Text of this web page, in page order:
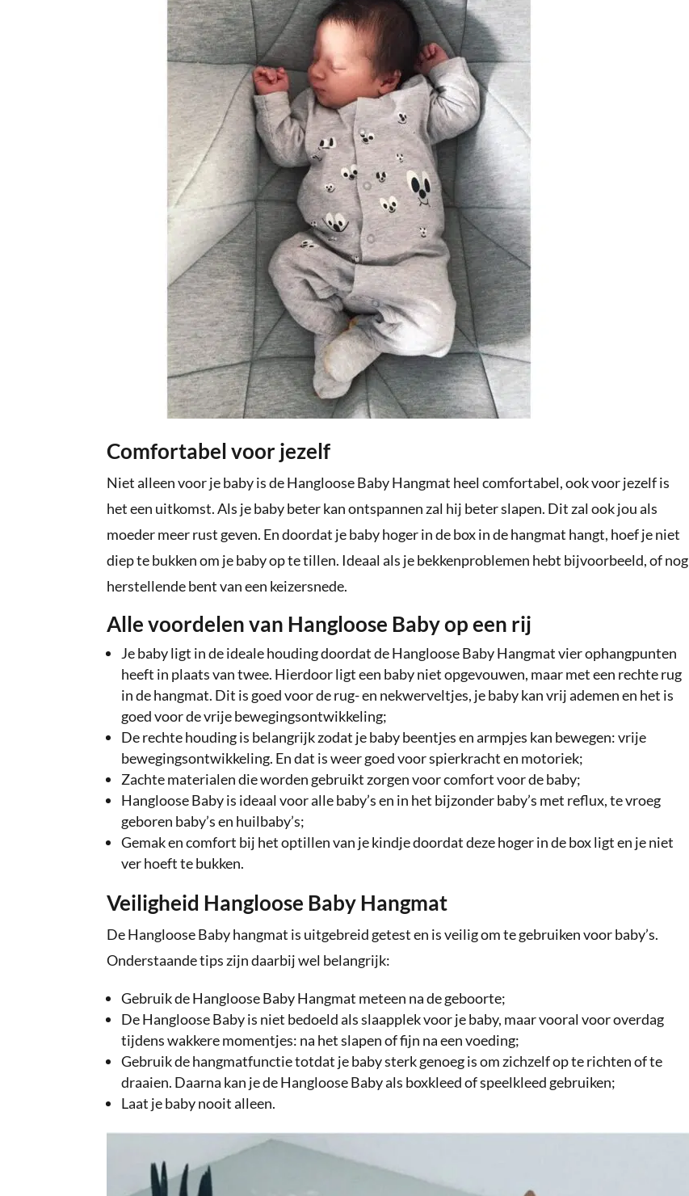
Comfortabel voor jezelf
Niet alleen voor je baby is de Hangloose Baby Hangmat heel comfortabel, ook voor jezelf is
het een uitkomst. Als je baby beter kan ontspannen zal hij beter slapen. Dit zal ook jou als
moeder meer rust geven. En doordat je baby hoger in de box in de hangmat hangt, hoef je niet
diep te bukken om je baby op te tillen. Ideaal als je bekkenproblemen hebt bijvoorbeeld, of nog
herstellende bent van een keizersnede.
Alle voordelen van Hangloose Baby op een rij
Je baby ligt in de ideale houding doordat de Hangloose Baby Hangmat vier ophangpunten
heeft in plaats van twee. Hierdoor ligt een baby niet opgevouwen, maar met een rechte rug
in de hangmat. Dit is goed voor de rug- en nekwerveltjes, je baby kan vrij ademen en het is
goed voor de vrije bewegingsontwikkeling;
De rechte houding is belangrijk zodat je baby beentjes en armpjes kan bewegen: vrije
bewegingsontwikkeling. En dat is weer goed voor spierkracht en motoriek;
Zachte materialen die worden gebruikt zorgen voor comfort voor de baby;
Hangloose Baby is ideaal voor alle baby’s en in het bijzonder baby’s met reflux, te vroeg
geboren baby’s en huilbaby’s;
Gemak en comfort bij het optillen van je kindje doordat deze hoger in de box ligt en je niet
ver hoeft te bukken.
Veiligheid Hangloose Baby Hangmat
De Hangloose Baby hangmat is uitgebreid getest en is veilig om te gebruiken voor baby’s.
Onderstaande tips zijn daarbij wel belangrijk:
Gebruik de Hangloose Baby Hangmat meteen na de geboorte;
De Hangloose Baby is niet bedoeld als slaapplek voor je baby, maar vooral voor overdag
tijdens wakkere momentjes: na het slapen of fijn na een voeding;
Gebruik de hangmatfunctie totdat je baby sterk genoeg is om zichzelf op te richten of te
draaien. Daarna kan je de Hangloose Baby als boxkleed of speelkleed gebruiken;
Laat je baby nooit alleen.